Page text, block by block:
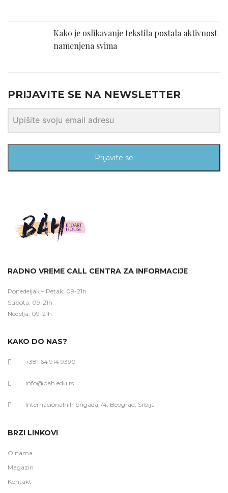
Kako je oslikavanje tekstila postala aktivnost
namenjena svima
PRIJAVITE SE NA NEWSLETTER
Prijavite se
RADNO VREME CALL CENTRA ZA INFORMACIJE
Ponedeljak – Petak: 09-21h
Subota: 09-21h
Nedelja: 09-21h
KAKO DO NAS?
+381 64 914 9390
info@bah.edu.rs
Internacionalnih brigada 74, Beograd, Srbija
BRZI LINKOVI
O nama
Magazin
Kontakt